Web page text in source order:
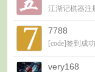
江湖记棋器注
7788
[code]签到成
very168